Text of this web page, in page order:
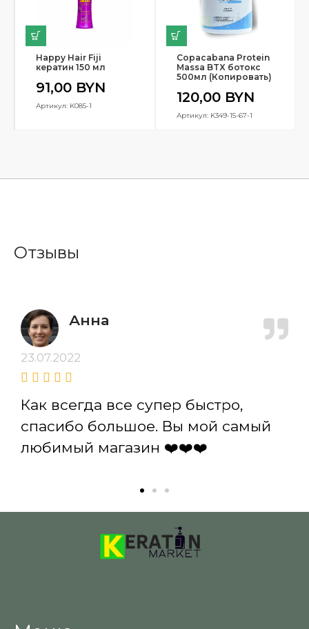
Happy Hair Fiji
кератин 150 мл
91,00 BYN
Артикул: K085-1
Copacabana Protein
Massa BTX ботокс
500мл (Копировать)
120,00 BYN
Артикул: K349-15-67-1
Отзывы
Анна
23.07.2022
Как всегда все супер быстро,
спасибо большое. Вы мой самый
любимый магазин ❤️❤️❤️